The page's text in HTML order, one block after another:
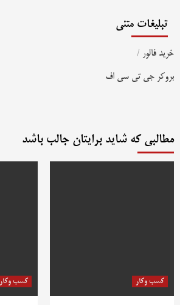
تبلیغات متنی
خرید فالور /
بروکر جی تی سی اف
مطالبی که شاید برایتان جالب باشد
کسب وکار کسب وکار